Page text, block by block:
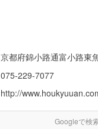
京都府錦小路通富小路東
075-229-7077
http://
Googleで検